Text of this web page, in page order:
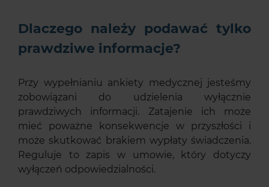
Dlaczego należy podawać tylko
prawdziwe informacje?
Przy wypełnianiu ankiety medycznej jesteśmy
zobowiązani do udzielenia wyłącznie
prawdziwych informacji. Zatajenie ich może
mieć poważne konsekwencje w przyszłości i
może skutkować brakiem wypłaty świadczenia.
Reguluje to zapis w umowie, który dotyczy
wyłączeń odpowiedzialności.